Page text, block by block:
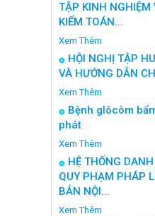
TẬP KINH NGHIỆM
KIỂM TOÁN...
Xem Thêm
HỘI NGHỊ TẬP
VÀ HƯỚNG DẪN
Xem Thêm
Bệnh glôcôm
phát
Xem Thêm
HỆ THỐNG
QUY PHẠM PHÁP
BẢN NỘI...
Xem Thêm